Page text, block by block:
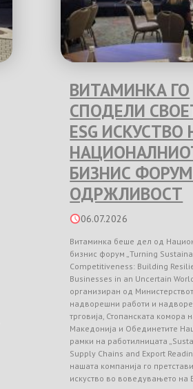
ВИТАМИНКА ГО
СПОДЕЛИ
ESG ИСКУСТВО
БИЗНИС
ОДРЖЛИВОСТ
06.07.2026
Витаминка беше дел од
бизнис форум „Turning
Competitiveness: Building
Businesses in an Uncertain
организиран од
надворешни работи и
трговија, Стопанската комора
Македонија и Обединетите
рамки на работилницата
Supply Chains and Export
нашата компанија го
искуство во воведувањето на